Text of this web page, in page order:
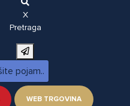
X
Pretraga
WEB TRGOVINA